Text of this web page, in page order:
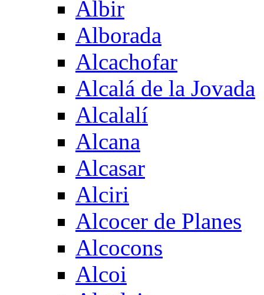
Albir
Alborada
Alcachofar
Alcalá de la Jovada
Alcalalí
Alcana
Alcasar
Alciri
Alcocer de Planes
Alcocons
Alcoi